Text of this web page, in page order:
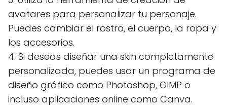
avatares para personalizar tu personaje.
Puedes cambiar el rostro, el cuerpo, la ropa y
los accesorios.
4. Si deseas diseñar una skin completamente
personalizada, puedes usar un programa de
diseño gráfico como Photoshop, GIMP o
incluso aplicaciones online como Canva.